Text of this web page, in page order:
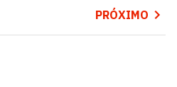
PRÓXIMO